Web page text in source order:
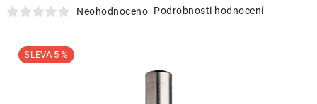
PRODUKTY BENET
KURZY SOUSTRUŽENÍ DŘEVA
Neohodnoceno Podrobnosti hodnocení
5 %